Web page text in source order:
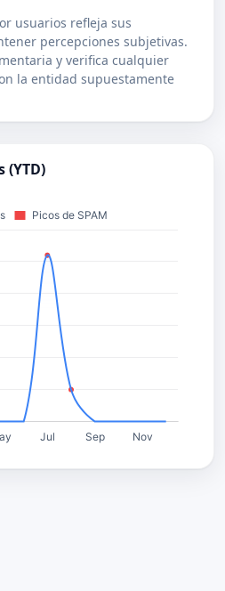
usuarios refleja sus
percepciones subjetivas.
y verifica cualquier
la entidad supuestamente
(YTD)